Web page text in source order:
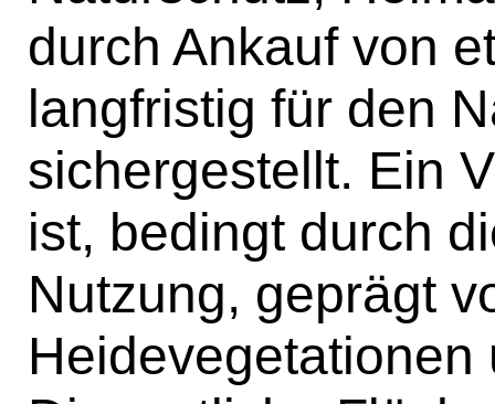
durch Ankauf von
langfristig für den
sichergestellt. Ein
ist, bedingt durch
Nutzung, geprägt